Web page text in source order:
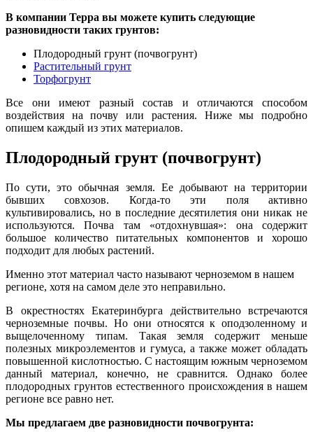
В компании Терра вы можете купить следующие
разновидности таких грунтов:
Плодородный грунт (почвогрунт)
Растительный грунт
Торфогрунт
Все они имеют разный состав и отличаются способом
воздействия на почву или растения. Ниже мы подробно
опишем каждый из этих материалов.
Плодородный грунт (почвогрунт)
По сути, это обычная земля. Ее добывают на территории
бывших совхозов. Когда-то эти поля активно
культивировались, но в последние десятилетия они никак не
используются. Почва там «отдохнувшая»: она содержит
большое количество питательных компонентов и хорошо
подходит для любых растений.
Именно этот материал часто называют черноземом в нашем
регионе, хотя на самом деле это неправильно.
В окрестностях Екатеринбурга действительно встречаются
черноземные почвы. Но они относятся к оподзоленному и
выщелоченному типам. Такая земля содержит меньше
полезных микроэлементов и гумуса, а также может обладать
повышенной кислотностью. С настоящим южным черноземом
данный материал, конечно, не сравнится. Однако более
плодородных грунтов естественного происхождения в нашем
регионе все равно нет.
Мы предлагаем две разновидности почвогрунта: